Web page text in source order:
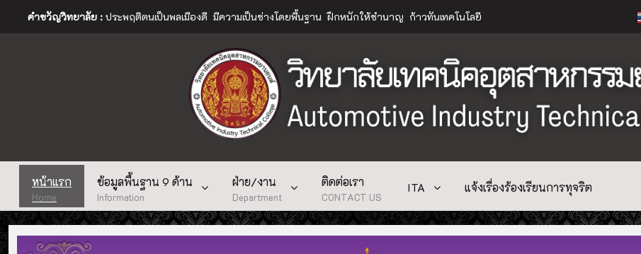
คำขวัญวิทยาลัย : ประพฤติตนเป็นพลเมืองดี มีความเป็นช่างโดยพื้นฐาน ฝึกหนักให้ชำนาญ ก้าวทันเทคโนโลยี
หน้าแรก
Home
ข้อมูลพื้นฐาน 9 ด้าน
Information
ฝ่าย/งาน
Department
ติดต่อเรา
CONTACT US
ITA แจ้งเรื่องร้องเรียนการทุจริต